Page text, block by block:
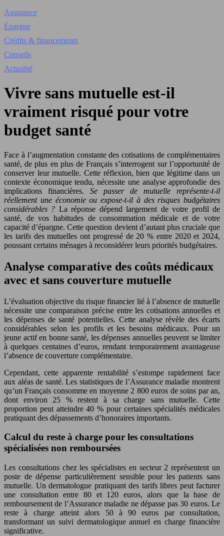
Assurance
Épargne
Crédits & financements
Conseils
Actualité
Vivre sans mutuelle est-il
vraiment risqué pour votre
budget santé
Face à l’augmentation constante des cotisations de complémentaires
santé, de plus en plus de Français s’interrogent sur l’opportunité de
conserver leur mutuelle. Cette réflexion, bien que légitime dans un
contexte économique tendu, nécessite une analyse approfondie des
implications financières. Se passer de mutuelle représente-t-il
réellement une économie ou expose-t-il à des risques budgétaires
considérables ? La réponse dépend largement de votre profil de
santé, de vos habitudes de consommation médicale et de votre
capacité d’épargne. Cette question devient d’autant plus cruciale que
les tarifs des mutuelles ont progressé de 20 % entre 2020 et 2024,
poussant certains ménages à reconsidérer leurs priorités budgétaires.
Analyse comparative des coûts médicaux
avec et sans couverture mutuelle
L’évaluation objective du risque financier lié à l’absence de mutuelle
nécessite une comparaison précise entre les cotisations annuelles et
les dépenses de santé potentielles. Cette analyse révèle des écarts
considérables selon les profils et les besoins médicaux. Pour un
jeune actif en bonne santé, les dépenses annuelles peuvent se limiter
à quelques centaines d’euros, rendant temporairement avantageuse
l’absence de couverture complémentaire.
Cependant, cette apparente rentabilité s’estompe rapidement face
aux aléas de santé. Les statistiques de l’Assurance maladie montrent
qu’un Français consomme en moyenne 2 800 euros de soins par an,
dont environ 25 % restent à sa charge sans mutuelle. Cette
proportion peut atteindre 40 % pour certaines spécialités médicales
pratiquant des dépassements d’honoraires importants.
Calcul du reste à charge pour les consultations
spécialisées non remboursées
Les consultations chez les spécialistes en secteur 2 représentent un
poste de dépense particulièrement sensible pour les patients sans
mutuelle. Un dermatologue pratiquant des tarifs libres peut facturer
une consultation entre 80 et 120 euros, alors que la base de
remboursement de l’Assurance maladie ne dépasse pas 30 euros. Le
reste à charge atteint alors 50 à 90 euros par consultation,
transformant un suivi dermatologique annuel en charge financière
significative.